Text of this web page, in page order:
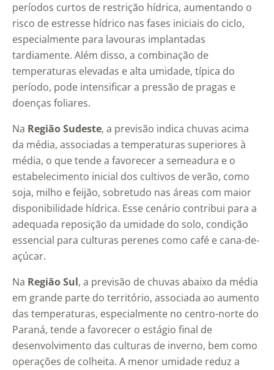
períodos curtos de restrição hídrica, aumentando o
risco de estresse hídrico nas fases iniciais do ciclo,
especialmente para lavouras implantadas
tardiamente. Além disso, a combinação de
temperaturas elevadas e alta umidade, típica do
período, pode intensificar a pressão de pragas e
doenças foliares.
Na Região Sudeste, a previsão indica chuvas acima
da média, associadas a temperaturas superiores à
média, o que tende a favorecer a semeadura e o
estabelecimento inicial dos cultivos de verão, como
soja, milho e feijão, sobretudo nas áreas com maior
disponibilidade hídrica. Esse cenário contribui para a
adequada reposição da umidade do solo, condição
essencial para culturas perenes como café e cana-de-
açúcar.
Na Região Sul, a previsão de chuvas abaixo da média
em grande parte do território, associada ao aumento
das temperaturas, especialmente no centro-norte do
Paraná, tende a favorecer o estágio final de
desenvolvimento das culturas de inverno, bem como
operações de colheita. A menor umidade reduz a